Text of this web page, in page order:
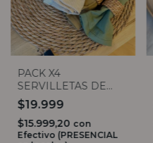
PACK X4
SERVILLETAS DE
TUSOR (14 colores)
$19.999
$15.999,20 con
Efectivo (PRESENCIAL